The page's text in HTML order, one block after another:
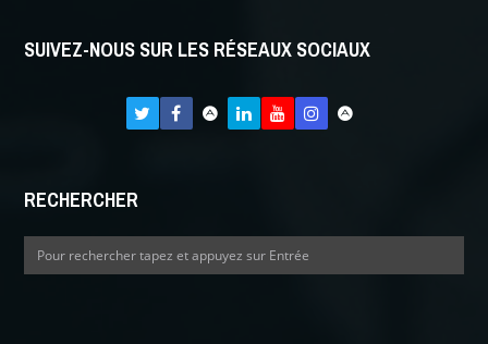
SUIVEZ-NOUS SUR LES RÉSEAUX SOCIAUX
RECHERCHER